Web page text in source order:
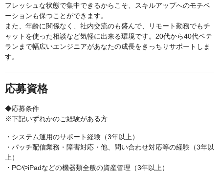
フレッシュな状態で集中できるからこそ、スキルアップへのモチベ
ーションも保つことができます。
また、年齢に関係なく、社内交流のも盛んで、リモート勤務でもチ
ャットを使った相談など気軽に出来る環境です。20代から40代ベテ
ランまで幅広いエンジニアがあなたの成長をきっちりサポートしま
す。
応募資格
◆応募条件
※下記いずれかのご経験がある方
・システム運用のサポート経験（3年以上）
・パッチ配信業務・障害対応・他、問い合わせ対応等の経験（3年以
上）
・PCやiPadなどの機器類全般の資産管理（3年以上）